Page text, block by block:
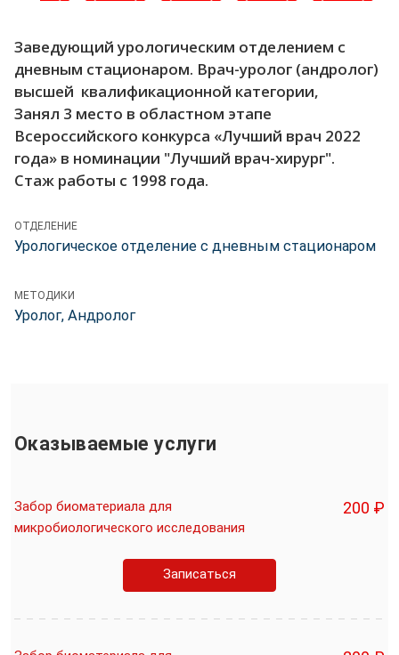
Заведующий урологическим отделением с
дневным стационаром. Врач-уролог (андролог)
высшей квалификационной категории,
Занял 3 место в областном этапе
Всероссийского конкурса «Лучший врач 2022
года» в номинации "Лучший врач-хирург".
Стаж работы с 1998 года.
ОТДЕЛЕНИЕ
Урологическое отделение c дневным стационаром
МЕТОДИКИ
Уролог, Андролог
Оказываемые услуги
Забор биоматериала для
микробиологического исследования
200 ₽
Записаться